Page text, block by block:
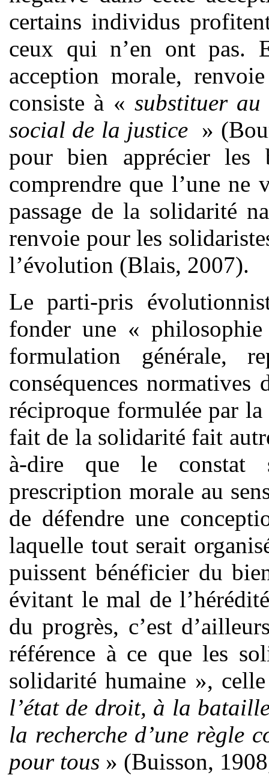
certains individus
ceux qui n’en ont pas.
acception morale,
consiste à « substituer
social de la justice »
pour bien apprécier les
comprendre que l’une ne
passage de la solidarité
renvoie pour les
l’évolution (Blais, 2007).
Le parti-pris
fonder une «
formulation générale,
conséquences normatives
réciproque formulée par
fait de la solidarité fait
à-dire que le constat
prescription morale au
de défendre une
laquelle tout serait
puissent bénéficier du
évitant le mal de
du progrès, c’est
référence à ce que les
solidarité humaine »,
l’état de droit, à la
la recherche d’une règle
pour tous » (Buisson,